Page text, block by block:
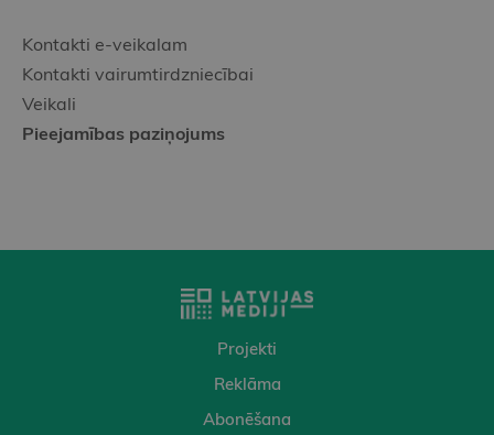
Kontakti e-veikalam
Kontakti vairumtirdzniecībai
Veikali
Pieejamības paziņojums
Projekti
Reklāma
Abonēšana